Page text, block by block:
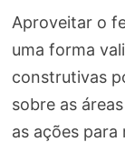
Aproveitar o
uma forma
construtivas
sobre as
as ações para